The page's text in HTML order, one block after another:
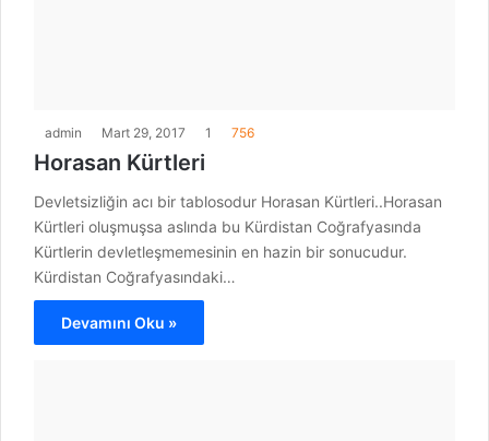
admin Mart 29, 2017 1 756
Horasan Kürtleri
Devletsizliğin acı bir tablosodur Horasan Kürtleri..Horasan
Kürtleri oluşmuşsa aslında bu Kürdistan Coğrafyasında
Kürtlerin devletleşmemesinin en hazin bir sonucudur.
Kürdistan Coğrafyasındaki…
Devamını Oku »